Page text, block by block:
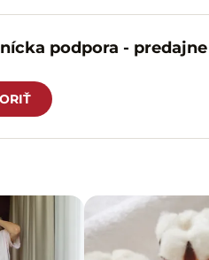
podpora - predajne